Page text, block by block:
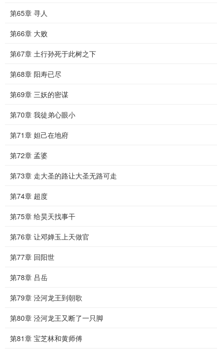
第65章 寻人
第66章 大败
第67章 土行孙死于此树之下
第68章 阳寿已尽
第69章 三妖的密谋
第70章 我徒弟心眼小
第71章 妲己在地府
第72章 孟婆
第73章 走大圣的路让大圣无路可走
第74章 超度
第75章 给昊天找事干
第76章 让邓婵玉上天做官
第77章 回阳世
第78章 吕岳
第79章 泾河龙王到朝歌
第80章 泾河龙王又断了一只脚
第81章 宝芝林和黄师傅